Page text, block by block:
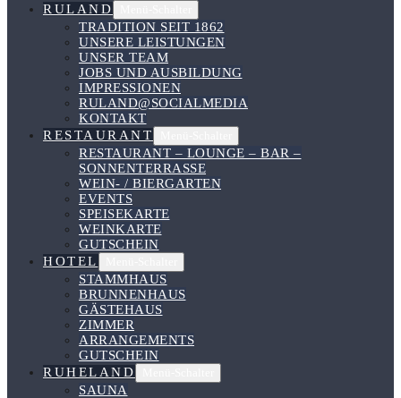
RULAND
TRADITION SEIT 1862
UNSERE LEISTUNGEN
UNSER TEAM
JOBS UND AUSBILDUNG
IMPRESSIONEN
RULAND@SOCIALMEDIA
KONTAKT
RESTAURANT
RESTAURANT – LOUNGE – BAR –
SONNENTERRASSE
WEIN- / BIERGARTEN
EVENTS
SPEISEKARTE
WEINKARTE
GUTSCHEIN
HOTEL
STAMMHAUS
BRUNNENHAUS
GÄSTEHAUS
ZIMMER
ARRANGEMENTS
GUTSCHEIN
RUHELAND
SAUNA